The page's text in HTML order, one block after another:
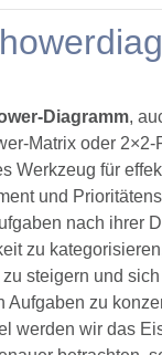
Diagramm,
Matrix oder 2×2-
Werkzeug für
und
nach ihrer
zu
steigern und
Aufgaben zu
werden wir das